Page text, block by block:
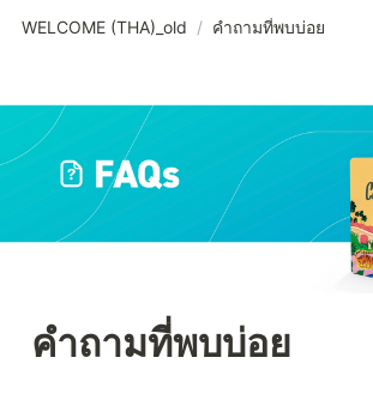
WELCOME (THA)_old / คำถามที่พบบ่อย
คำถามที่พบบ่อย